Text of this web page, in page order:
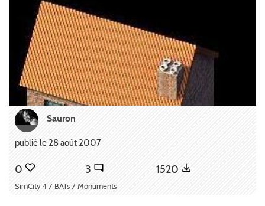
Sauron
publié le 28 août 2007
0 3 1520
SimCity 4 / BATs / Monuments